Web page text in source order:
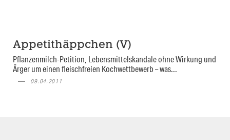
Appetithäppchen (V)
Pflanzenmilch-Petition, Lebensmittelskandale ohne Wirkung und
Ärger um einen fleischfreien Kochwettbewerb – was...
09.04.2011